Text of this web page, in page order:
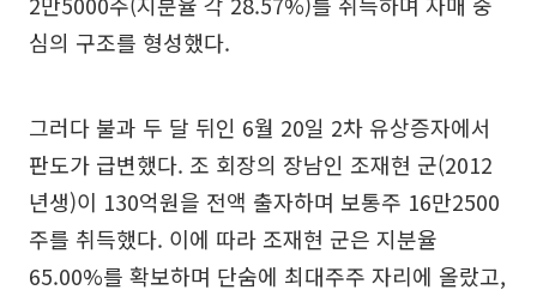
심의 구조를 형성했다.
그러다 불과 두 달 뒤인 6월 20일 2차 유상증자에서
판도가 급변했다. 조 회장의 장남인 조재현 군(2012
년생)이 130억원을 전액 출자하며 보통주 16만2500
주를 취득했다. 이에 따라 조재현 군은 지분율
65.00%를 확보하며 단숨에 최대주주 자리에 올랐고,